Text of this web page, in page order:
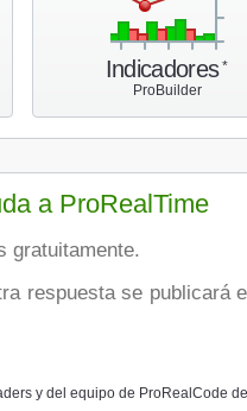
Indicadores*
ProBuilder
a ProRealTime
gratuitamente.
y del equipo de ProRealCode